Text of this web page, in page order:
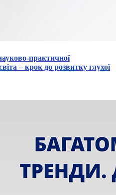
практичної
– крок до розвитку глухої